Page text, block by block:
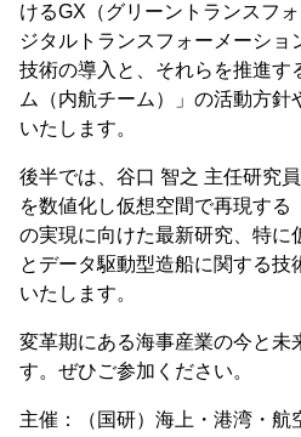
けるGX（グリーントランスフ
ジタルトランスフォーメーシ
技術の導入と、それらを推進す
ム（内航チーム）」の活動方針
いたします。
後半では、谷口 智之 主任研究
を数値化し仮想空間で再現する
の実現に向けた最新研究、特に
とデータ駆動型造船に関する技
いたします。
変革期にある海事産業の今と未
す。ぜひご参加ください。
主催：（国研）海上・港湾・